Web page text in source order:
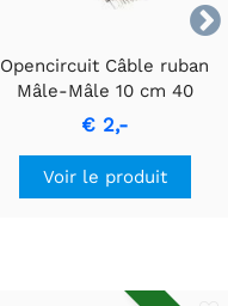

Opencircuit Câble ruban
Mâle-Mâle 10 cm 40
pièces
€ 2,-
Voir le produit